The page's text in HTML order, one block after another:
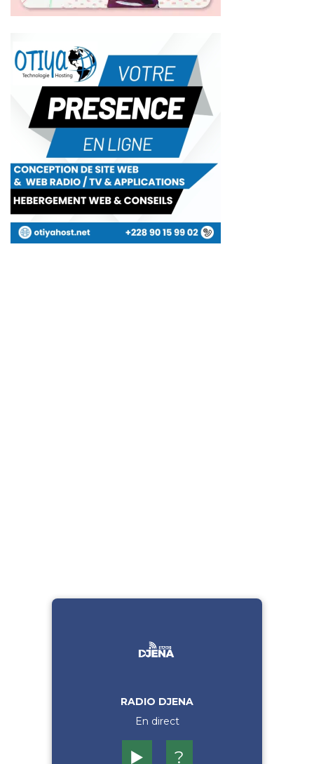
RADIO DJENA
En direct
▶️ ?